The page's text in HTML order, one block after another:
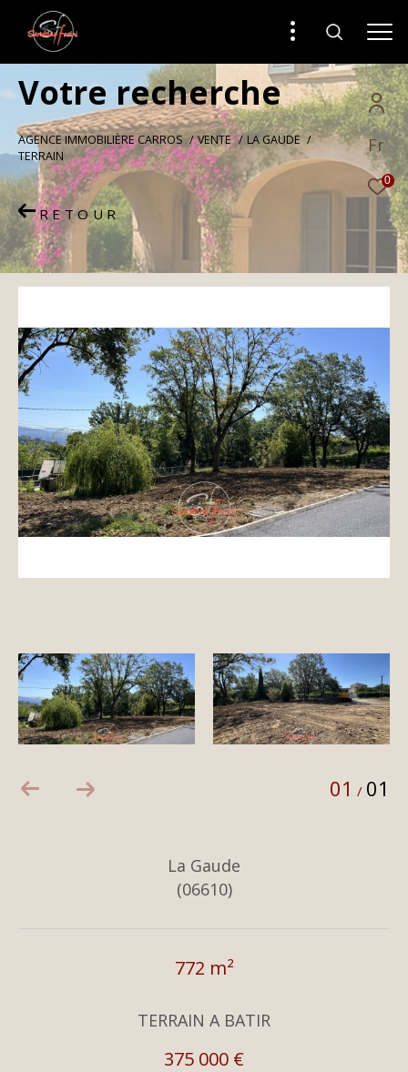
Fr
0
Votre recherche
AGENCE IMMOBILIÈRE CARROS VENTE
LA GAUDE
TERRAIN
RETOUR
01 / 01
La Gaude
(06610)
772 m²
TERRAIN A BATIR
375 000 €